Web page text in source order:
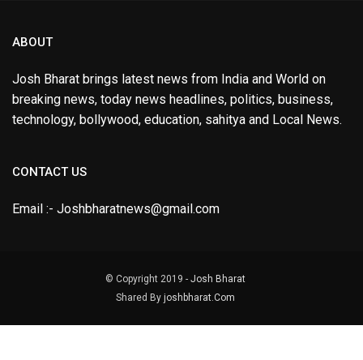
ABOUT
Josh Bharat brings latest news from India and World on
breaking news, today news headlines, politics, business,
technology, bollywood, education, sahitya and Local News.
CONTACT US
Email :- Joshbharatnews@gmail.com
© Copyright 2019 - Josh Bharat
Shared By joshbharat.Com